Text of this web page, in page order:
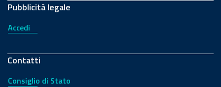
Pubblicità legale
Accedi
Contatti
Consiglio di Stato